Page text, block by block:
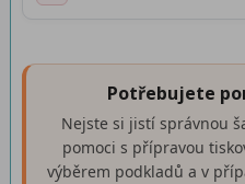
Potřebujete
Nejste si jistí správnou
pomoci s přípravou
výběrem podkladů a v